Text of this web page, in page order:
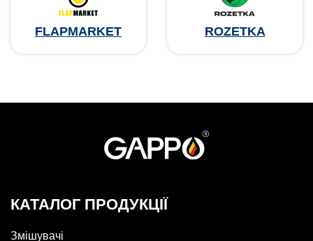
FLAPMARKET ROZETKA
КАТАЛОГ ПРОДУКЦІЇ
Змішувачі